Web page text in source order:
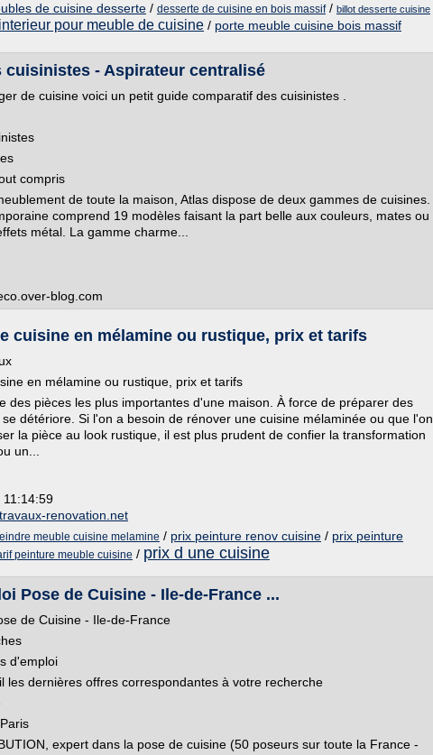
de cuisine desserte / desserte de cuisine en bois massif/ billot desserte cuisine
pour meuble de cuisine / porte meuble cuisine bois massif
cuisinistes - Aspirateur centralisé
de cuisine voici un petit guide comparatif des cuisinistes .
compris
de toute la maison, Atlas dispose de deux gammes de cuisines.
comprend 19 modèles faisant la part belle aux couleurs, mates ou
métal. La gamme charme...
blog.com
cuisine en mélamine ou rustique, prix et tarifs
en mélamine ou rustique, prix et tarifs
des pièces les plus importantes d'une maison. À force de préparer des
détériore. Si l'on a besoin de rénover une cuisine mélaminée ou que l'on
la pièce au look rustique, il est plus prudent de confier la transformation
un...
11:14:59
renovation.net
meuble cuisine melamine / prix peinture renov cuisine / prix peinture
peinture meuble cuisine / prix d une cuisine
Pose de Cuisine - Ile-de-France ...
de Cuisine - Ile-de-France
d'emploi
les dernières offres correspondantes à votre recherche
expert dans la pose de cuisine (50 poseurs sur toute la France -